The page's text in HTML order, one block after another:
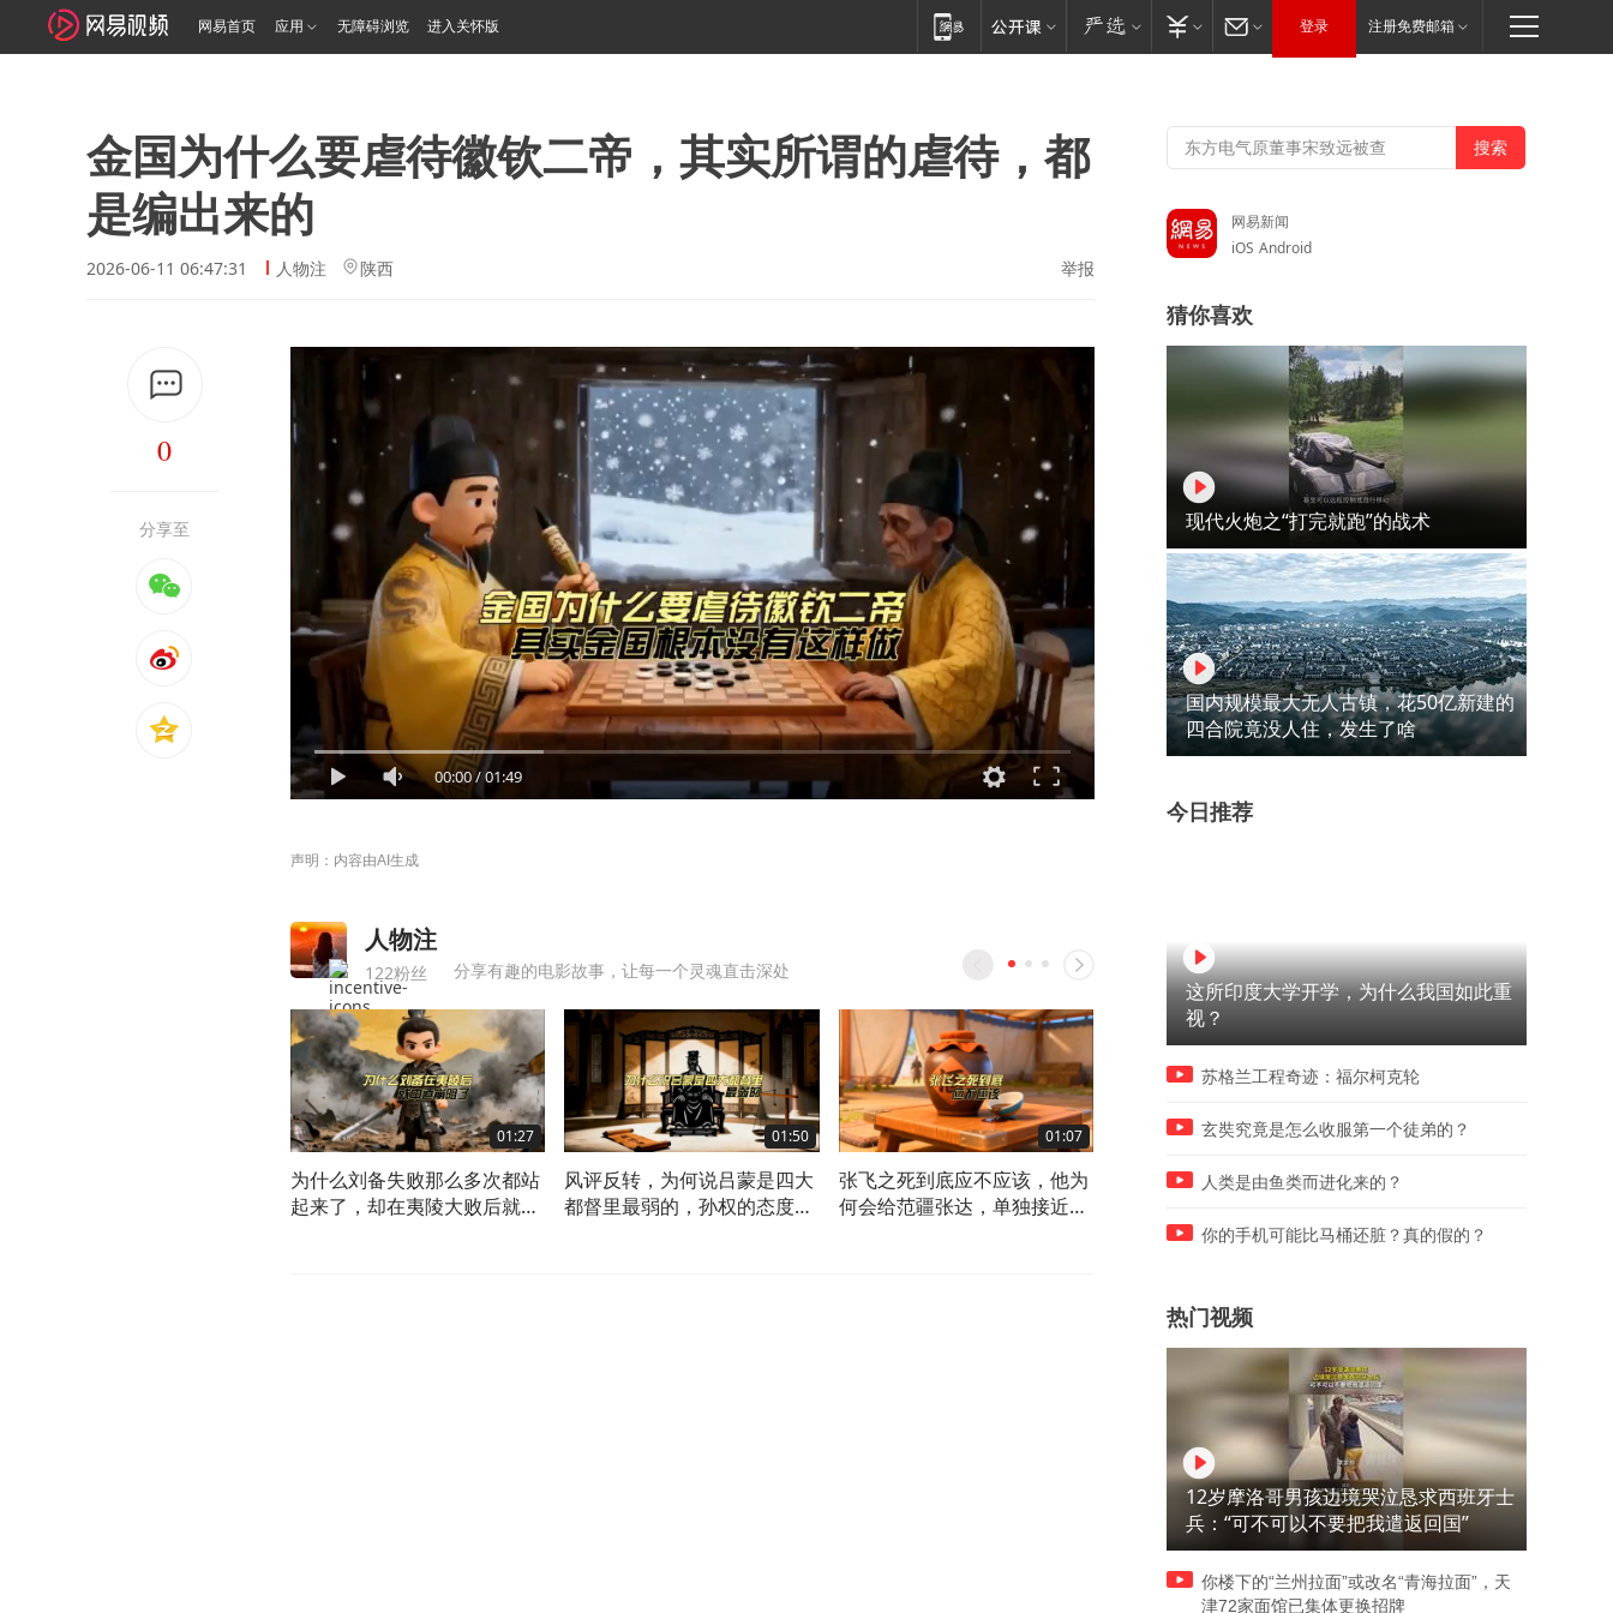
网易首页 应用 无障碍浏览 进入关怀版 登录 注册免费邮箱
金国为什么要虐待徽钦二帝，其实所谓的虐待，都
是编出来的
2026-06-11 06:47:31 人物注 陕西 举报
0
分享至
00:00/01:49
声明：内容由AI生成
人物注
122粉丝 分享有趣的电影故事，让每一个灵魂直击深处
01:27
为什么刘备失败那么多次都站
起来了，却在夷陵大败后就中
01:50
风评反转，为何说吕蒙是四大
都督里最弱的，孙权的态度就
01:07
张飞之死到底应不应该，他为
何会给范疆张达，单独接近自
01:49
如果朱棣学汉武帝搞推恩令，
续更久吗
宋武帝刘裕那么强悍，洛阳
一统天下
网易新闻
iOS Android
猜你喜欢
现代火炮之“打完就跑”的战术
国内规模最大无人古镇，花50亿新建的
四合院竟没人住，发生了啥
今日推荐
这所印度大学开学，为什么我国如此重
视？
苏格兰工程奇迹：福尔柯克轮
玄奘究竟是怎么收服第一个徒弟的？
人类是由鱼类而进化来的？
你的手机可能比马桶还脏？真的假的？
热门视频
12岁摩洛哥男孩边境哭泣恳求西班牙士
兵：“可不可以不要把我遣返回国”
你楼下的“兰州拉面”或改名“青海拉面”，天
津72家面馆已集体更换招牌